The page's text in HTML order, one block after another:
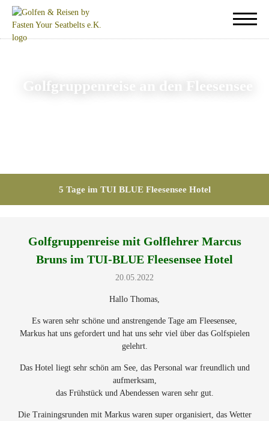
Golfgruppenreise an den Fleesensee
5 Tage im TUI BLUE Fleesensee Hotel
Golfgruppenreise mit Golflehrer Marcus
Bruns im TUI-BLUE Fleesensee Hotel
20.05.2022
Hallo Thomas,
Es waren sehr schöne und anstrengende Tage am Fleesensee,
Markus hat uns gefordert und hat uns sehr viel über das Golfspielen
gelehrt.
Das Hotel liegt sehr schön am See, das Personal war freundlich und
aufmerksam,
das Frühstück und Abendessen waren sehr gut.
Die Trainingsrunden mit Markus waren super organisiert, das Wetter